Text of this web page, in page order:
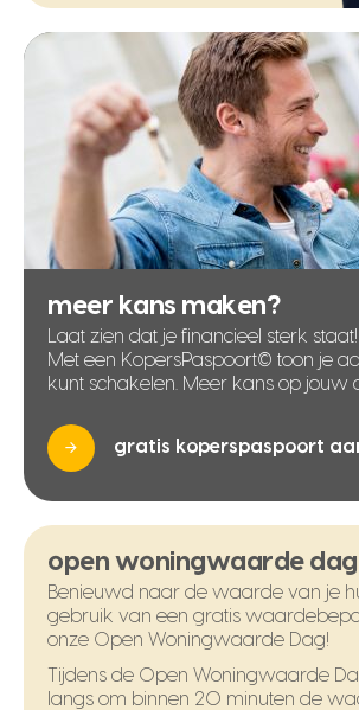
meer kans maken?
Laat zien dat je financieel sterk staat!
Met een KopersPaspoort© toon je
kunt schakelen. Meer kans op jouw
gratis koperspaspoort
open woningwaarde dag
Benieuwd naar de waarde van je
gebruik van een gratis
onze Open Woningwaarde Dag!
Tijdens de Open Woningwaarde
langs om binnen 20 minuten de